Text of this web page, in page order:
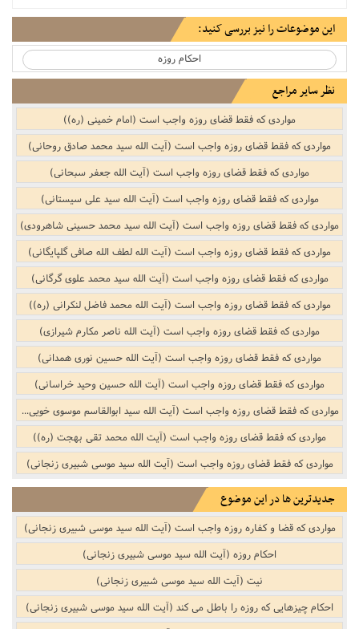
این موضوعات را نیز بررسی کنید:
احکام روزه
نظر سایر مراجع
مواردی که فقط قضای روزه واجب است (امام خمینی (ره))
مواردی که فقط قضای روزه واجب است (آیت الله سید محمد صادق روحانی)
مواردی که فقط قضای روزه واجب است (آیت الله جعفر سبحانی)
مواردی که فقط قضای روزه واجب است (آیت الله سید علی سیستانی)
مواردی که فقط قضای روزه واجب است (آیت الله سید محمد حسینی شاهرودی)
مواردی که فقط قضای روزه واجب است (آیت الله لطف الله صافی گلپایگانی)
مواردی که فقط قضای روزه واجب است (آیت الله سید محمد علوی گرگانی)
مواردی که فقط قضای روزه واجب است (آیت الله محمد فاضل لنکرانی (ره))
مواردی که فقط قضای روزه واجب است (آیت الله ناصر مکارم شیرازی)
مواردی که فقط قضای روزه واجب است (آیت الله حسین نوری همدانی)
مواردی که فقط قضای روزه واجب است (آیت الله حسین وحید خراسانی)
مواردی که فقط قضای روزه واجب است (آیت الله سید ابوالقاسم موسوی خویی (ره))
مواردی که فقط قضای روزه واجب است (آیت الله محمد تقی بهجت (ره))
مواردی که فقط قضای روزه واجب است (آیت الله سید موسی شبیری زنجانی)
جدیدترین ها در این موضوع
مواردی که قضا و کفاره روزه واجب است (آیت الله سید موسی شبیری زنجانی)
احکام روزه (آیت الله سید موسی شبیری زنجانی)
نیت (آیت الله سید موسی شبیری زنجانی)
احکام چیزهایی که روزه را باطل می کند (آیت الله سید موسی شبیری زنجانی)